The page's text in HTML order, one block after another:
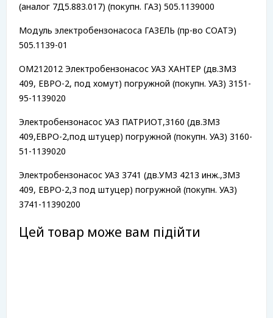
(аналог 7Д5.883.017) (покупн. ГАЗ) 505.1139000
Модуль электробензонасоса ГАЗЕЛЬ (пр-во СОАТЭ)
505.1139-01
OM212012 Электробензонасос УАЗ ХАНТЕР (дв.ЗМЗ
409, ЕВРО-2, под хомут) погружной (покупн. УАЗ) 3151-
95-1139020
Электробензонасос УАЗ ПАТРИОТ,3160 (дв.ЗМЗ
409,ЕВРО-2,под штуцер) погружной (покупн. УАЗ) 3160-
51-1139020
Электробензонасос УАЗ 3741 (дв.УМЗ 4213 инж.,ЗМЗ
409, ЕВРО-2,3 под штуцер) погружной (покупн. УАЗ)
3741-11390200
Цей товар може вам підійти